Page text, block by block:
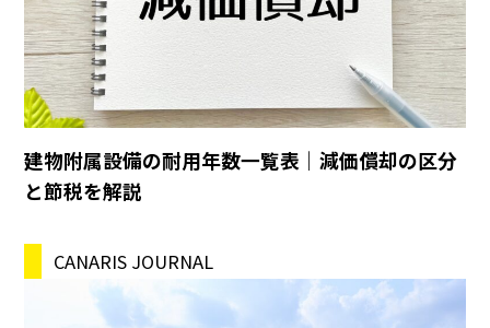
建物附属設備の耐用年数一覧表｜減価償却の区分
と節税を解説
CANARIS JOURNAL